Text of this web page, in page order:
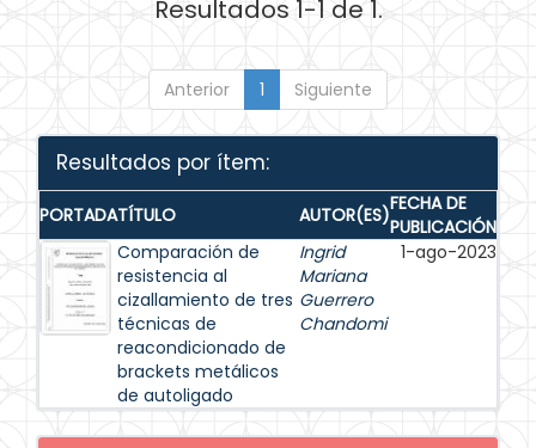
Resultados 1-1 de 1.
Anterior 1 Siguiente
Resultados por ítem:
PORTADATÍTULO AUTOR(ES)FECHA DE
PUBLICACIÓN
Comparación de
resistencia al
cizallamiento de tres
técnicas de
reacondicionado de
brackets metálicos
de autoligado
Ingrid
Mariana
Guerrero
Chandomi
1-ago-2023